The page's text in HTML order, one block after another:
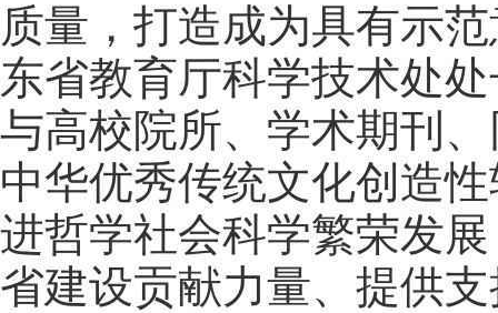
质量，打造成为具有示
东省教育厅科学技术处
与高校院所、学术期刊
中华优秀传统文化创造
进哲学社会科学繁荣发
省建设贡献力量、提供